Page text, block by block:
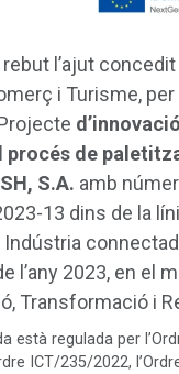
rebut l’ajut
i Turisme,
de
S.A. amb
13 dins de la
l’any 2023, en el
Transformació i
està regulada per
ICT/235/2022,